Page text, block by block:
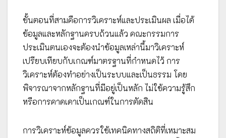
ขั้นตอนที่สามคือการวิเคราะห์และประเมินผล เมื่อได้
ข้อมูลและหลักฐานครบถ้วนแล้ว คณะกรรมการ
ประเมินตนเองจะต้องนำข้อมูลเหล่านี้มาวิเคราะห์
เปรียบเทียบกับเกณฑ์มาตรฐานที่กำหนดไว้ การ
วิเคราะห์ต้องทำอย่างเป็นระบบและเป็นธรรม โดย
พิจารณาจากหลักฐานที่มีอยู่เป็นหลัก ไม่ใช้ความรู้สึก
หรือการคาดเดาเป็นเกณฑ์ในการตัดสิน
การวิเคราะห์ข้อมูลควรใช้เทคนิคทางสถิติที่เหมาะสม